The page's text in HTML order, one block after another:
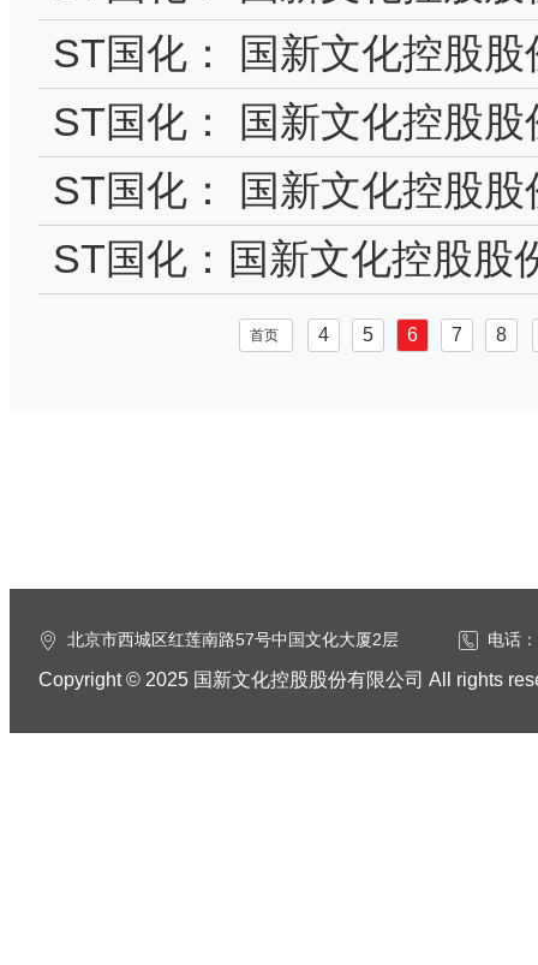
重大信息内部报告制度
ST国化： 国新文化控股
作制度
ST国化： 国新文化控股
委员会实施细则
ST国化： 国新文化控股
度报告摘要
ST国化：国新文化控股股
股东减持股份结果公告
首页 4 5 6 7 8
北京市西城区红莲南路57号中国文化大厦2层 电话
Copyright © 2025 国新文化控股股份有限公司 All rights